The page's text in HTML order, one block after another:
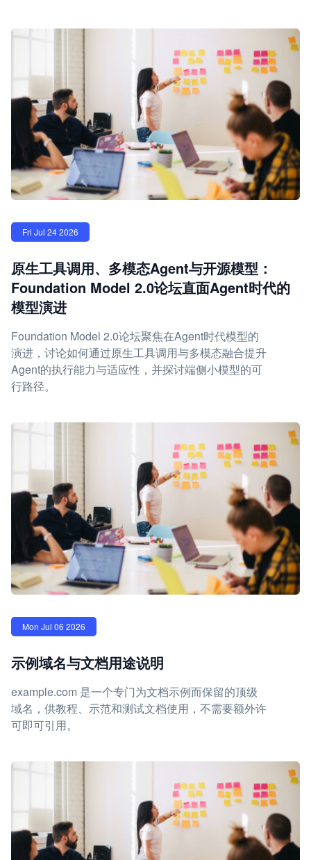
Fri Jul 24 2026
原生工具调用、多模态Agent与开源模型：
Foundation Model 2.0论坛直面Agent时代的
模型演进
Foundation Model 2.0论坛聚焦在Agent时代模型的
演进，讨论如何通过原生工具调用与多模态融合提升
Agent的执行能力与适应性，并探讨端侧小模型的可
行路径。
Mon Jul 06 2026
示例域名与文档用途说明
example.com 是一个专门为文档示例而保留的顶级
域名，供教程、示范和测试文档使用，不需要额外许
可即可引用。